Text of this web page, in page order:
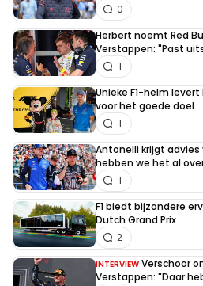
0
Herbert noemt Red
Verstappen: "Past
1
Unieke F1-helm
voor het goede doel
1
Antonelli krijgt advies
hebben we het al
1
F1 biedt bijzondere
Dutch Grand Prix
2
INTERVIEW Verschoor
Verstappen: "Daar